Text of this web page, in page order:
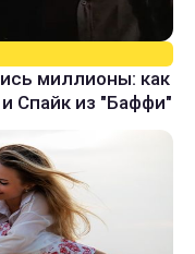
миллионы: как
Спайк из "Баффи"